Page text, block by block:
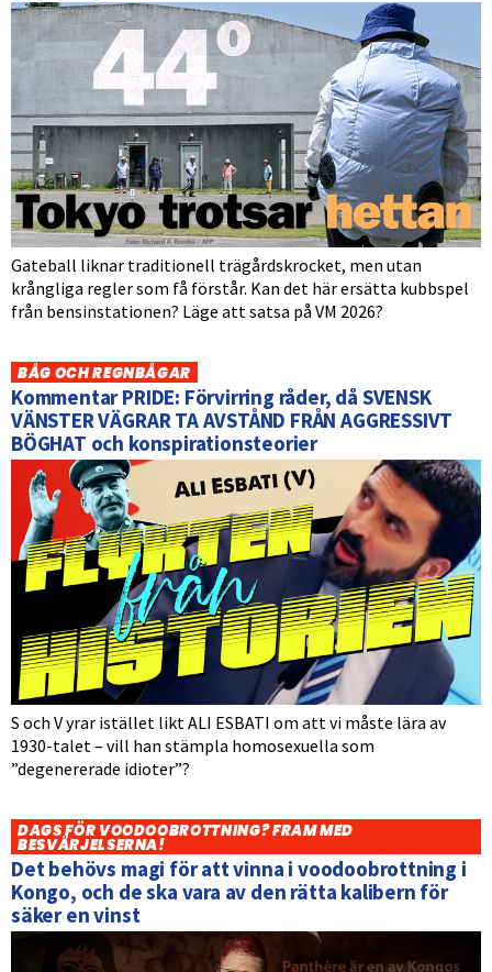
Gateball liknar traditionell trägårdskrocket, men utan
krångliga regler som få förstår. Kan det här ersätta kubbspel
från bensinstationen? Läge att satsa på VM 2026?
BÅG OCH REGNBÅGAR
Kommentar PRIDE: Förvirring råder, då SVENSK
VÄNSTER VÄGRAR TA AVSTÅND FRÅN AGGRESSIVT
BÖGHAT och konspirationsteorier
S och V yrar istället likt ALI ESBATI om att vi måste lära av
1930-talet – vill han stämpla homosexuella som
”degenererade idioter”?
DAGS FÖR VOODOOBROTTNING? FRAM MED
BESVÄRJELSERNA!
Det behövs magi för att vinna i voodoobrottning i
Kongo, och de ska vara av den rätta kalibern för
säker en vinst